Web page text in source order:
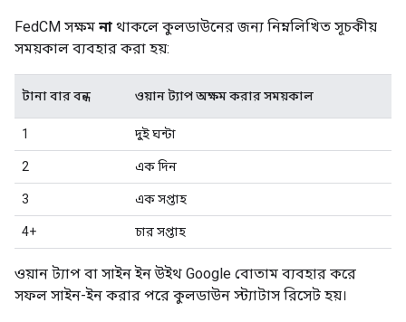
FedCM সক্ষম না থাকলে কুলডাউনের জন্য নিম্নলিখিত সূচকীয়
সময়কাল ব্যবহার করা হয়:
টানা বার বন্ধ ওয়ান ট্যাপ অক্ষম করার সময়কাল
1 দুই ঘন্টা
2 এক দিন
3 এক সপ্তাহ
4+ চার সপ্তাহ
ওয়ান ট্যাপ বা সাইন ইন উইথ Google বোতাম ব্যবহার করে
সফল সাইন-ইন করার পরে কুলডাউন স্ট্যাটাস রিসেট হয়।